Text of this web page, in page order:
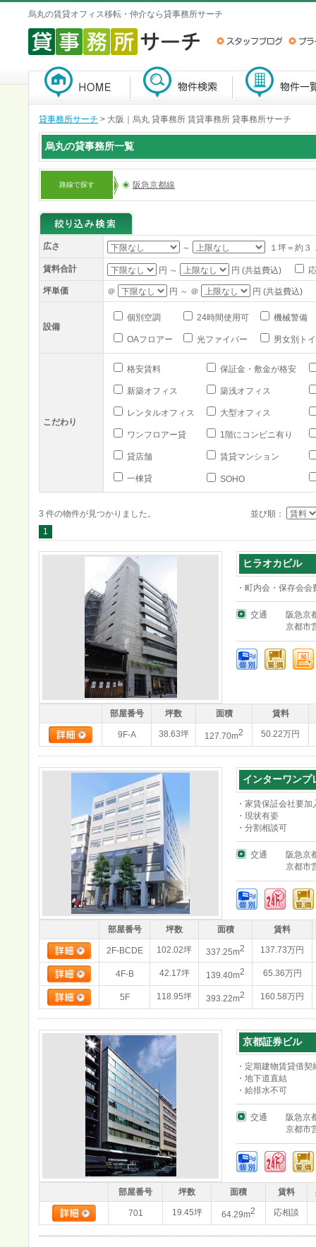
烏丸の賃貸オフィス移転・仲介なら貸事務所サーチ
貸事務所サーチ > 大阪｜烏丸 貸事務所 賃貸事務所 貸事務所サーチ
烏丸の貸事務所一覧
路線で探す 阪急京都線
広さ ～ １坪＝約３
賃料合計 円 ～ 円 (共益費込)
坪単価 ＠ 円 ～ ＠ 円 (共益費込)
設備
個別空調 24時間使用可 機械警備
OAフロアー 光ファイバー 男女別ト
こだわり
格安賃料 保証金・敷金が格安
新築オフィス 築浅オフィス
レンタルオフィス 大型オフィス
ワンフロアー貸 1階にコンビニ有り
貸店舗 賃貸マンション
一棟貸 SOHO
3 件の物件が見つかりました。
並び順：
1
ヒラオカビル
・町内会・保存会
交通
阪急京
京都市
部屋番号 坪数 面積 賃料
9F-A 38.63坪 127.70m2 50.22万円
インターワンプ
・家賃保証会社要加
・現状有姿
・分割相談可
交通
阪急京
京都市
部屋番号 坪数 面積 賃料
2F-BCDE 102.02坪 337.25m2 137.73万円
4F-B 42.17坪 139.40m2 65.36万円
5F 118.95坪 393.22m2 160.58万円
京都証券ビル
・定期建物賃貸借
・地下道直結
・給排水不可
交通
阪急京
京都市
部屋番号 坪数 面積 賃料
701 19.45坪 64.29m2 応相談